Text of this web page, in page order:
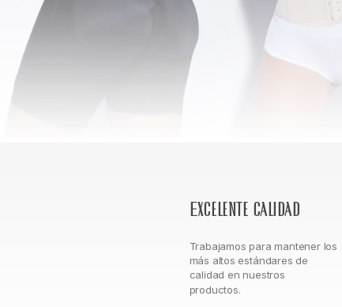
Excelente calidad
Trabajamos para mantener los
más altos estándares de
calidad en nuestros
productos.